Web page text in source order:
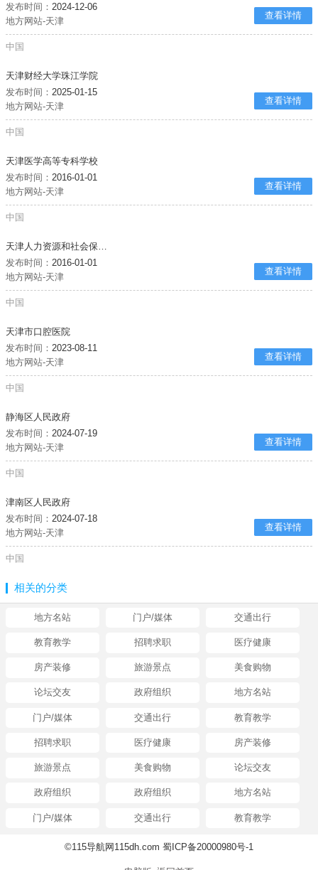
发布时间： 2024-12-06
地方网站-天津
查看详情
中国
天津财经大学珠江学院
发布时间： 2025-01-15
地方网站-天津
查看详情
中国
天津医学高等专科学校
发布时间： 2016-01-01
地方网站-天津
查看详情
中国
天津人力资源和社会保障局
发布时间： 2016-01-01
地方网站-天津
查看详情
中国
天津市口腔医院
发布时间： 2023-08-11
地方网站-天津
查看详情
中国
静海区人民政府
发布时间： 2024-07-19
地方网站-天津
查看详情
中国
津南区人民政府
发布时间： 2024-07-18
地方网站-天津
查看详情
中国
相关的分类
地方名站 门户/媒体 交通出行
教育教学 招聘求职 医疗健康
房产装修 旅游景点 美食购物
论坛交友 政府组织 地方名站
门户/媒体 交通出行 教育教学
招聘求职 医疗健康 房产装修
旅游景点 美食购物 论坛交友
政府组织 政府组织 地方名站
门户/媒体 交通出行 教育教学
©115导航网115dh.com 蜀ICP备20000980号-1